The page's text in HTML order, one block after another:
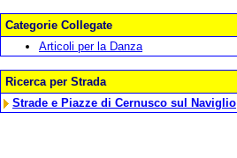
Categorie Collegate
Articoli per la Danza
Ricerca per Strada
Strade e Piazze di Cernusco sul Naviglio